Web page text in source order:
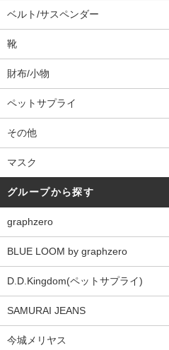
ベルト/サスペンダー
靴
財布/小物
ペットサプライ
その他
マスク
グループから探す
graphzero
BLUE LOOM by graphzero
D.D.Kingdom(ペットサプライ)
SAMURAI JEANS
今城メリヤス